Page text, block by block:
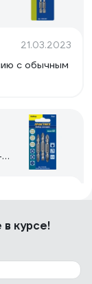
21.03.2023
с обычным
курсе!